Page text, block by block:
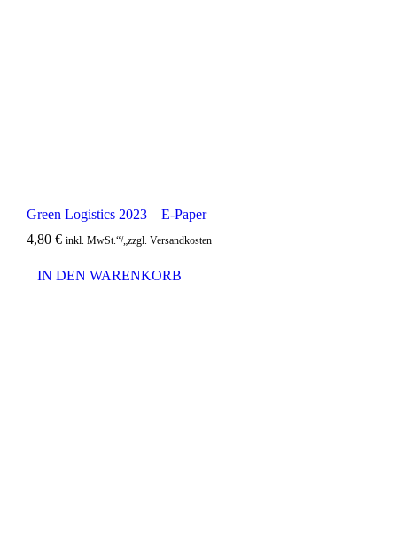
Green Logistics 2023 – E-Paper
4,80 € inkl. MwSt.“/„zzgl. Versandkosten
IN DEN WARENKORB